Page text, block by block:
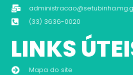
(33) 3636-0020
LINKS
Mapa do site